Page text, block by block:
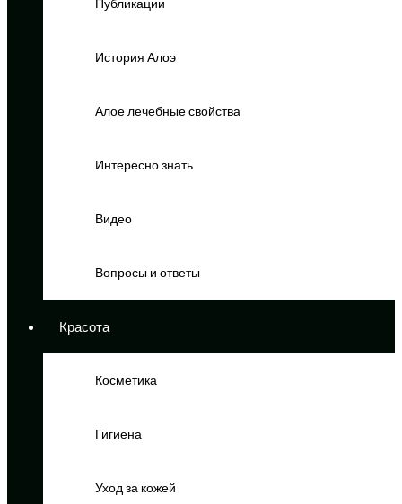
Публикации
История Алоэ
Алое лечебные свойства
Интересно знать
Видео
Вопросы и ответы
Красота
Косметика
Гигиена
Уход за кожей